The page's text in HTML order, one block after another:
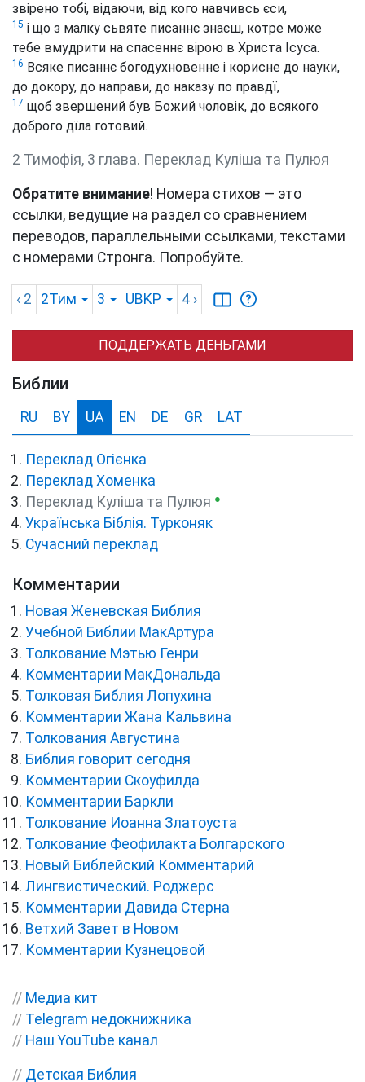
звірено тобі, відаючи, від кого навчивсь єси,
15 і що з малку сьвяте писаннє знаєш, котре може
тебе вмудрити на спасеннє вірою в Христа Ісуса.
16 Всяке писаннє богодухновенне і корисне до науки,
до докору, до направи, до наказу по правдї,
17 щоб звершений був Божий чоловік, до всякого
доброго дїла готовий.
2 Тимофія, 3 глава. Переклад Куліша та Пулюя
Обратите внимание! Номера стихов — это
ссылки, ведущие на раздел со сравнением
переводов, параллельными ссылками, текстами
с номерами Стронга. Попробуйте.
‹ 2 2Тим 3 UBKP 4 ›
ПОДДЕРЖАТЬ ДЕНЬГАМИ
Библии
RU BY UA EN DE GR LAT
Переклад Огієнка
Переклад Хоменка
Переклад Куліша та Пулюя ●
Українська Біблія. Турконяк
Сучасний переклад
Комментарии
Новая Женевская Библия
Учебной Библии МакАртура
Толкование Мэтью Генри
Комментарии МакДональда
Толковая Библия Лопухина
Комментарии Жана Кальвина
Толкования Августина
Библия говорит сегодня
Комментарии Скоуфилда
Комментарии Баркли
Толкование Иоанна Златоуста
Толкование Феофилакта Болгарского
Новый Библейский Комментарий
Лингвистический. Роджерс
Комментарии Давида Стерна
Ветхий Завет в Новом
Комментарии Кузнецовой
// Медиа кит
// Telegram недокнижника
// Наш YouTube канал
// Детская Библия